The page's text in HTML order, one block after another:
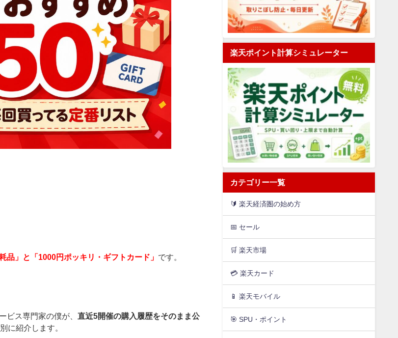
品」と「1000円ポッキリ・ギフトカード」 です。
ビス専門家の僕が、 直近5開催の購入履歴をそのまま公
に紹介します。
楽天ポイント計算シミュレーター
カテゴリー一覧
🔰 楽天経済圏の始め方
📅 セール
🛒 楽天市場
💳️ 楽天カード
📱 楽天モバイル
🎯 SPU・ポイント